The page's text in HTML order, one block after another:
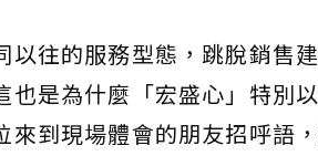
往的服務型態，跳脫銷售
是為什麼「宏盛心」特別以
到現場體會的朋友招呼語